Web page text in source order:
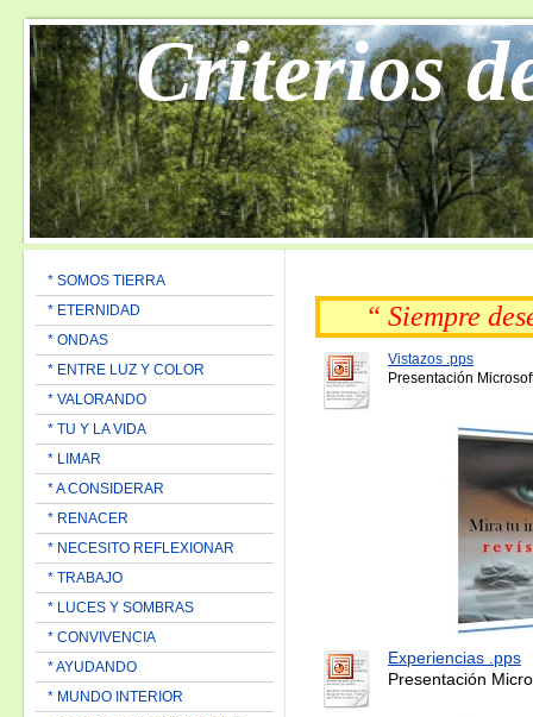
Criterios
* SOMOS TIERRA
* ETERNIDAD
* ONDAS
* ENTRE LUZ Y COLOR
* VALORANDO
* TU Y LA VIDA
* LIMAR
* A CONSIDERAR
* RENACER
* NECESITO REFLEXIONAR
* TRABAJO
* LUCES Y SOMBRAS
* CONVIVENCIA
* AYUDANDO
* MUNDO INTERIOR
“ Siempre
Vistazos .pps
Presentación
Experiencias .pps
Presentación